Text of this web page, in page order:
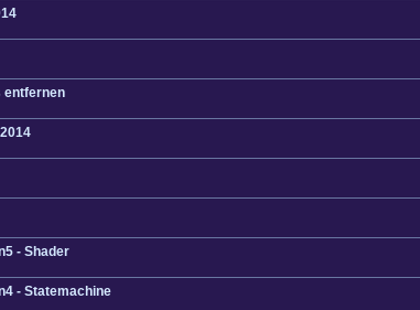
entfernen
- Shader
- Statemachine